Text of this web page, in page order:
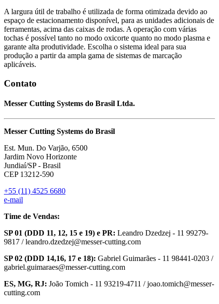
A largura útil de trabalho é utilizada de forma otimizada devido ao
espaço de estacionamento disponível, para as unidades adicionais de
ferramentas, acima das caixas de rodas. A operação com várias
tochas é possível tanto no modo oxicorte quanto no modo plasma e
garante alta produtividade. Escolha o sistema ideal para sua
produção a partir da ampla gama de sistemas de marcação
aplicáveis.
Contato
Messer Cutting Systems do Brasil Ltda.
Messer Cutting Systems do Brasil
Est. Mun. Do Varjão, 6500
Jardim Novo Horizonte
Jundiaí/SP - Brasil
CEP 13212-590
+55 (11) 4525 6680
e-mail
Time de Vendas:
SP 01 (DDD 11, 12, 15 e 19) e PR: Leandro Dzedzej - 11 99279-
9817 / leandro.dzedzej@messer-cutting.com
SP 02 (DDD 14,16, 17 e 18): Gabriel Guimarães - 11 98441-0203 /
gabriel.guimaraes@messer-cutting.com
ES, MG, RJ: João Tomich - 11 93219-4711 / joao.tomich@messer-
cutting.com